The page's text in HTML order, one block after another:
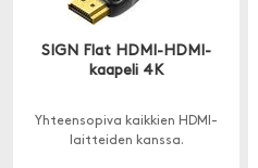
SIGN Flat HDMI-HDMI-
kaapeli 4K
Yhteensopiva kaikkien HDMI-
laitteiden kanssa.